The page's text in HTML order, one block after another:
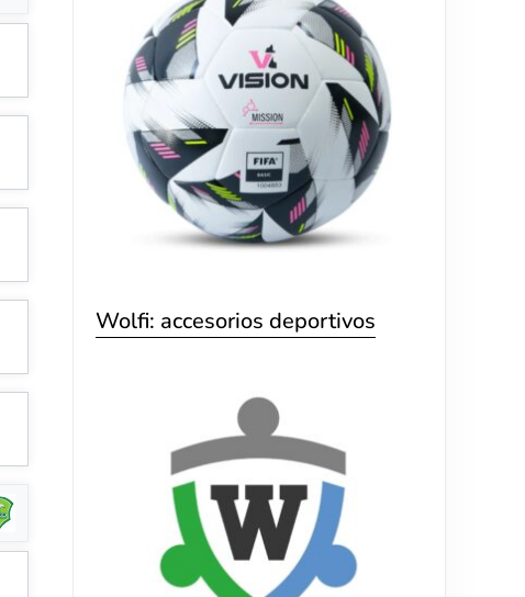
Wolfi: accesorios deportivos